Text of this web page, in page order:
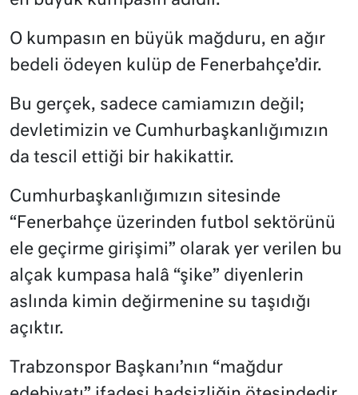
O kumpasın en büyük mağduru, en ağır
bedeli ödeyen kulüp de Fenerbahçe’dir.
Bu gerçek, sadece camiamızın değil;
devletimizin ve Cumhurbaşkanlığımızın
da tescil ettiği bir hakikattir.
Cumhurbaşkanlığımızın sitesinde
“Fenerbahçe üzerinden futbol sektörünü
ele geçirme girişimi” olarak yer verilen bu
alçak kumpasa halâ “şike” diyenlerin
aslında kimin değirmenine su taşıdığı
açıktır.
Trabzonspor Başkanı’nın “mağdur